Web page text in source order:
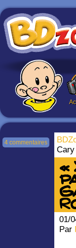
4 commentaires
«
01/
Par